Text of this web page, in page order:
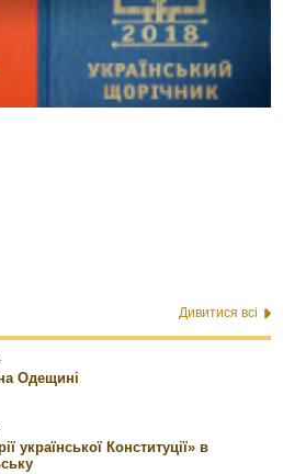
Дивитися всі
Одещині
української Конституції» в